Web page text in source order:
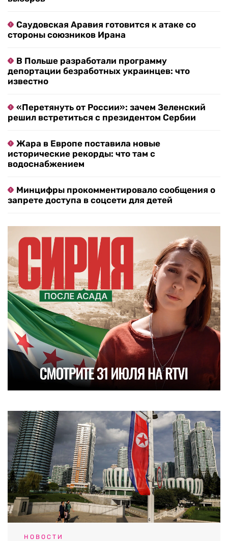
Саудовская Аравия готовится к атаке со
стороны союзников Ирана
В Польше разработали программу
депортации безработных украинцев: что
известно
«Перетянуть от России»: зачем Зеленский
решил встретиться с президентом Сербии
Жара в Европе поставила новые
исторические рекорды: что там с
водоснабжением
Минцифры прокомментировало сообщения о
запрете доступа в соцсети для детей
НОВОСТИ